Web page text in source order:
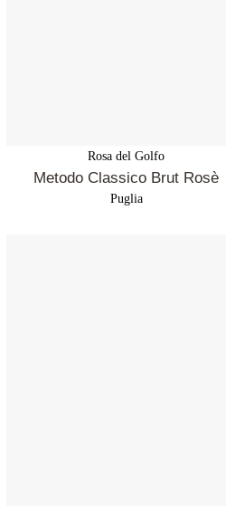
Rosa del Golfo
Metodo Classico Brut Rosè
Puglia